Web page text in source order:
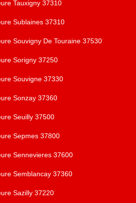
Tauxigny 37310
Sublaines 37310
Souvigny De Touraine 37530
Sorigny 37250
Souvigne 37330
Sonzay 37360
Seuilly 37500
Sepmes 37800
Sennevieres 37600
Semblancay 37360
Sazilly 37220